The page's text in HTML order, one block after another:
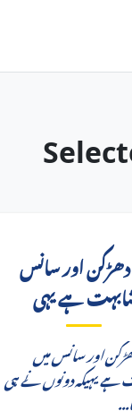
اور سانس
ہے یہی
اور سانس میں
یہیکہ دونوں نے ہی